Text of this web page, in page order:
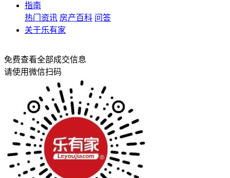
指南
热门资讯 房产百科 问答
关于乐有家
免费查看全部成交信息
请使用微信扫码